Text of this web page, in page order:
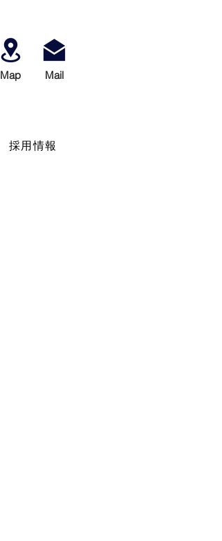
Map ​Mail
採用情報